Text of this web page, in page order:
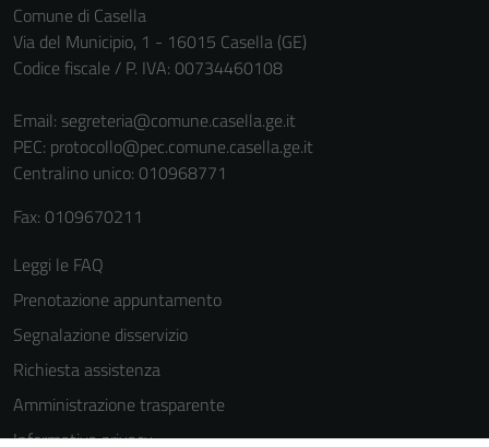
Comune di Casella
Via del Municipio, 1 - 16015 Casella (GE)
Codice fiscale / P. IVA: 00734460108
Email: segreteria@comune.casella.ge.it
PEC: protocollo@pec.comune.casella.ge.it
Centralino unico: 010968771
Fax: 0109670211
Leggi le FAQ
Prenotazione appuntamento
Segnalazione disservizio
Richiesta assistenza
Amministrazione trasparente
Informativa privacy
estesa per i
dettagli) e
essere
utilizzati
funzionalità